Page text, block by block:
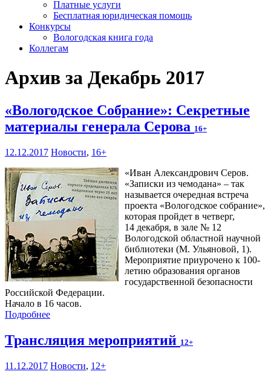
Платные услуги
Бесплатная юридическая помощь
Конкурсы
Вологодская книга года
Коллегам
Архив за Декабрь 2017
«Вологодское Собрание»: Секретные
материалы генерала Серова 16+
12.12.2017 Новости, 16+
«Иван Александрович Серов.
«Записки из чемодана» – так
называется очередная встреча
проекта «Вологодское собрание»,
которая пройдет в четверг,
14 декабря, в зале № 12
Вологодской областной научной
библиотеки (М. Ульяновой, 1).
Мероприятие приурочено к 100-
летию образования органов
государственной безопасности
Российской Федерации.
Начало в 16 часов.
Подробнее
Трансляция мероприятий 12+
11.12.2017 Новости, 12+